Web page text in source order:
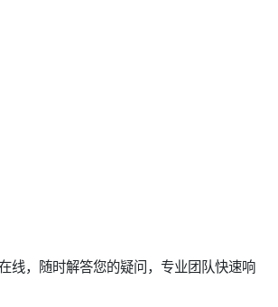
线，随时解答您的疑问，专业团队快速响